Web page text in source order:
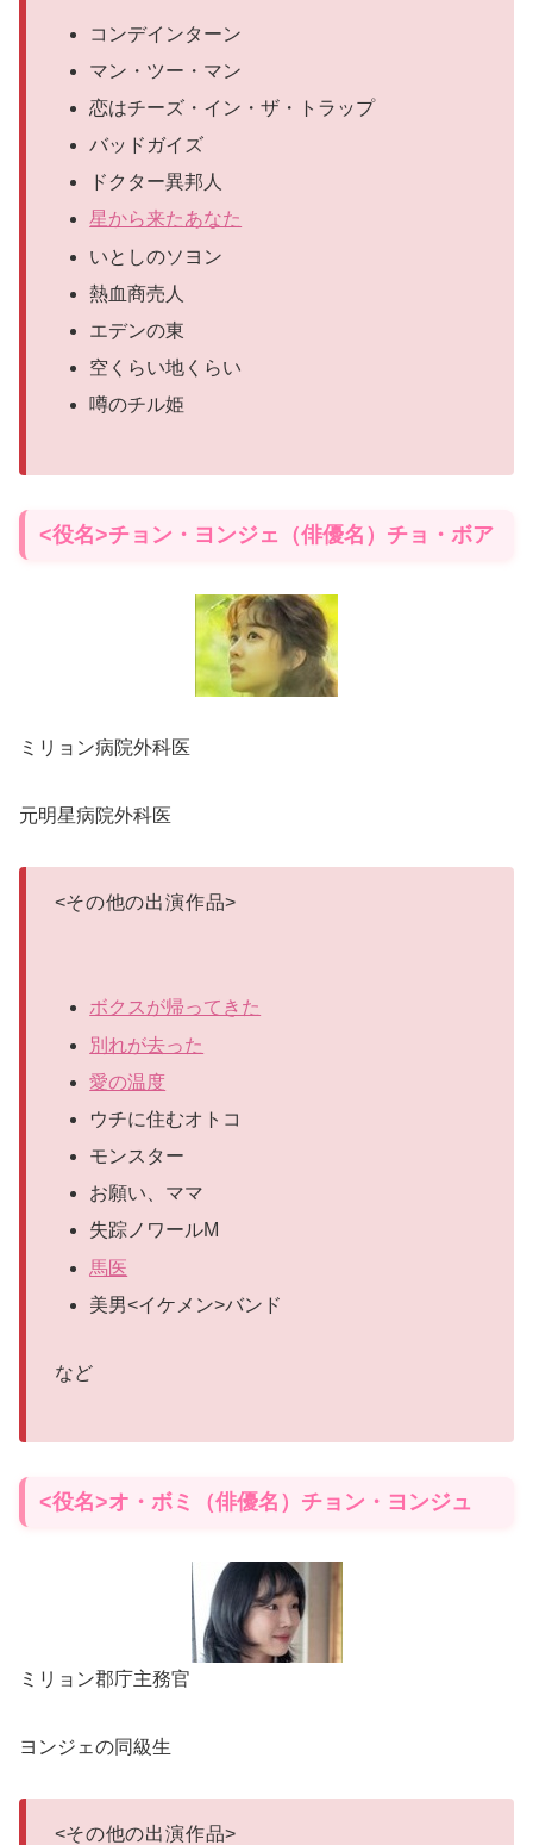
コンデインターン
マン・ツー・マン
恋はチーズ・イン・ザ・トラップ
バッドガイズ
ドクター異邦人
星から来たあなた
いとしのソヨン
熱血商売人
エデンの東
空くらい地くらい
噂のチル姫
<役名>チョン・ヨンジェ（俳優名）チョ・ボア
ミリョン病院外科医
元明星病院外科医
<その他の出演作品>
ボクスが帰ってきた
別れが去った
愛の温度
ウチに住むオトコ
モンスター
お願い、ママ
失踪ノワールM
馬医
美男<イケメン>バンド
など
<役名>オ・ボミ（俳優名）チョン・ヨンジュ
ミリョン郡庁主務官
ヨンジェの同級生
<その他の出演作品>